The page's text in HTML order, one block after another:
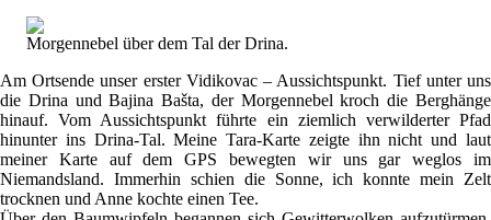
Morgennebel über dem Tal der Drina.
Am Ortsende unser erster Vidikovac – Aussichtspunkt. Tief unter uns
die Drina und Bajina Bašta, der Morgennebel kroch die Berghänge
hinauf. Vom Aussichtspunkt führte ein ziemlich verwilderter Pfad
hinunter ins Drina-Tal. Meine Tara-Karte zeigte ihn nicht und laut
meiner Karte auf dem GPS bewegten wir uns gar weglos im
Niemandsland. Immerhin schien die Sonne, ich konnte mein Zelt
trocknen und Anne kochte einen Tee.